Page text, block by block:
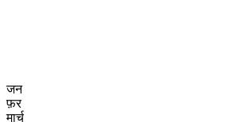
जन
फ़र
मार्च